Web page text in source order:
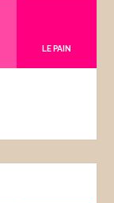
LE PAIN